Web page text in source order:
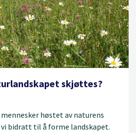
skjøttes?
høstet av naturens
vi bidratt til å forme landskapet.